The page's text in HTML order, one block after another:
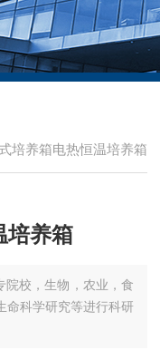
培养箱电热恒温培养箱
培养箱
院校，生物，农业，食
命科学研究等进行科研